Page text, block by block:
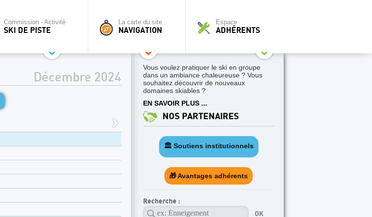
Commission - Activité
SKI DE PISTE
La carte du site
NAVIGATION
Espace
ADHÉRENTS
Décembre 2024
Vous voulez pratiquer le ski en groupe
dans un ambiance chaleureuse ? Vous
souhaitez découvrir de nouveaux
domaines skiables ?
EN SAVOIR PLUS ...
NOS PARTENAIRES
🏛️ Soutiens institutionnels
🎁 Avantages adhérents
Recherche :